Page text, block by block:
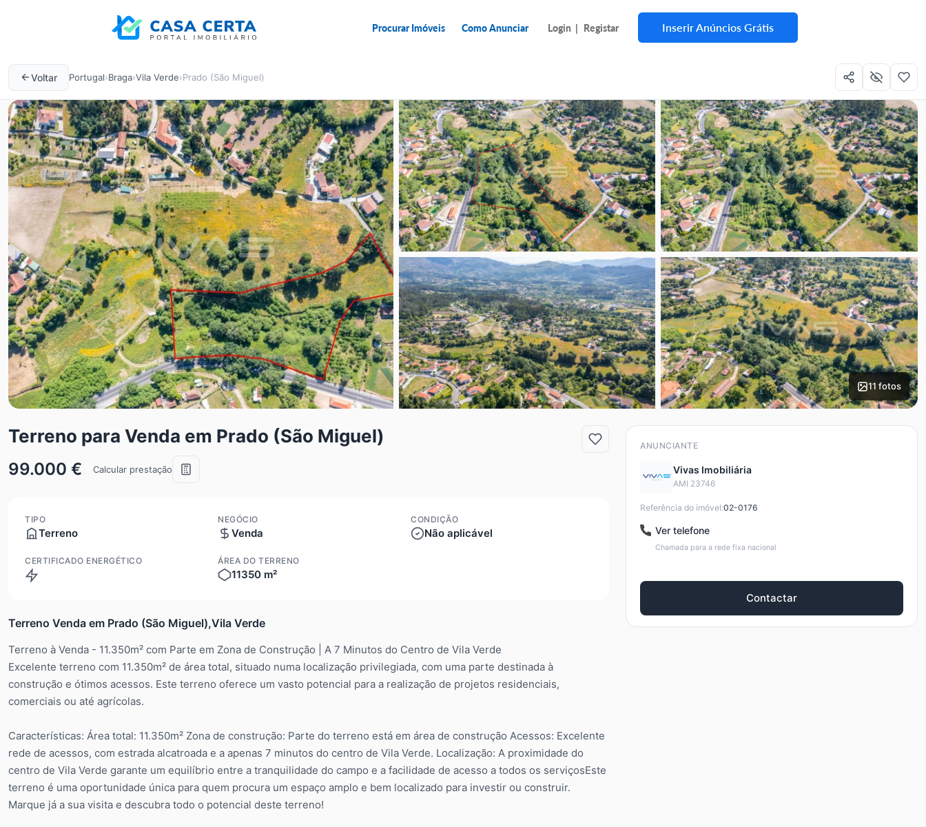
Procurar Imóveis Como Anunciar Login | Registar Inserir Anúncios Grátis
Voltar Portugal›Braga›Vila Verde›Prado (São Miguel)
11 fotos
Terreno para Venda em Prado (São Miguel)
99.000 € Calcular prestação
TIPO
Terreno
NEGÓCIO
Venda
CONDIÇÃO
Não aplicável
CERTIFICADO ENERGÉTICO ÁREA DO TERRENO
11350 m²
Terreno Venda em Prado (São Miguel),Vila Verde
Terreno à Venda - 11.350m² com Parte em Zona de Construção | A 7 Minutos do Centro de Vila Verde
Excelente terreno com 11.350m² de área total, situado numa localização privilegiada, com uma parte destinada à
construção e ótimos acessos. Este terreno oferece um vasto potencial para a realização de projetos residenciais,
comerciais ou até agrícolas.
Características: Área total: 11.350m² Zona de construção: Parte do terreno está em área de construção Acessos: Excelente
rede de acessos, com estrada alcatroada e a apenas 7 minutos do centro de Vila Verde. Localização: A proximidade do
centro de Vila Verde garante um equilíbrio entre a tranquilidade do campo e a facilidade de acesso a todos os serviçosEste
terreno é uma oportunidade única para quem procura um espaço amplo e bem localizado para investir ou construir.
Marque já a sua visita e descubra todo o potencial deste terreno!
ANUNCIANTE
Vivas Imobiliária
AMI 23746
Referência do imóvel:02-0176
Ver telefone
Chamada para a rede fixa nacional
Contactar